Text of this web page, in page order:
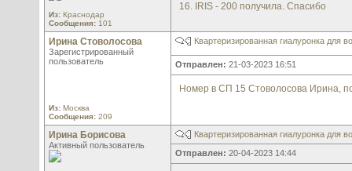
Из: Краснодар
Сообщения: 101
16. IRIS - 200 получила. Спасибо
Ирина Стоволосова
Зарегистрированный
пользователь
Из: Москва
Сообщения: 209
Квартеризированная гиалуронка для
Отправлен: 21-03-2023 16:51
Номер в СП 15 Стоволосова Ирина,
Ирина Борисова
Активный пользователь
Квартеризированная гиалуронка для
Отправлен: 20-04-2023 14:44